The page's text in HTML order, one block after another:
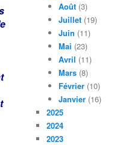
Août (3)
Juillet (19)
Juin (11)
Mai (23)
Avril (11)
Mars (8)
Février (10)
Janvier (16)
2025
2024
2023